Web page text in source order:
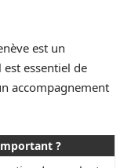
est un
essentiel de
accompagnement
?